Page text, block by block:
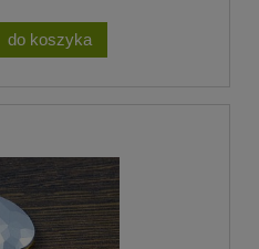
do koszyka